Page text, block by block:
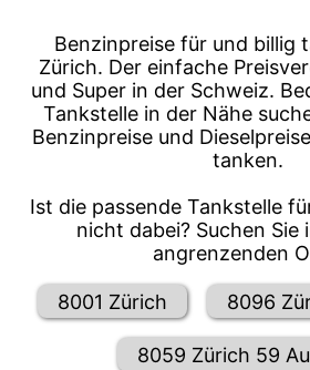
Benzinpreise für und billig
Zürich. Der einfache
und Super in der Schweiz.
Tankstelle in der Nähe
Benzinpreise und
tanken.
Ist die passende Tankstelle
nicht dabei? Suchen Sie
angrenzenden
8001 Zürich 8096
8059 Zürich 59